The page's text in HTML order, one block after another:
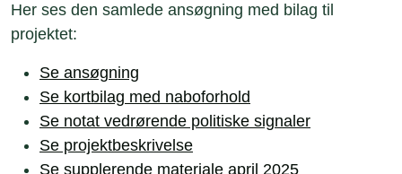
Her ses den samlede ansøgning med bilag til
projektet:
Se ansøgning
Se kortbilag med naboforhold
Se notat vedrørende politiske signaler
Se projektbeskrivelse
Se supplerende materiale april 2025